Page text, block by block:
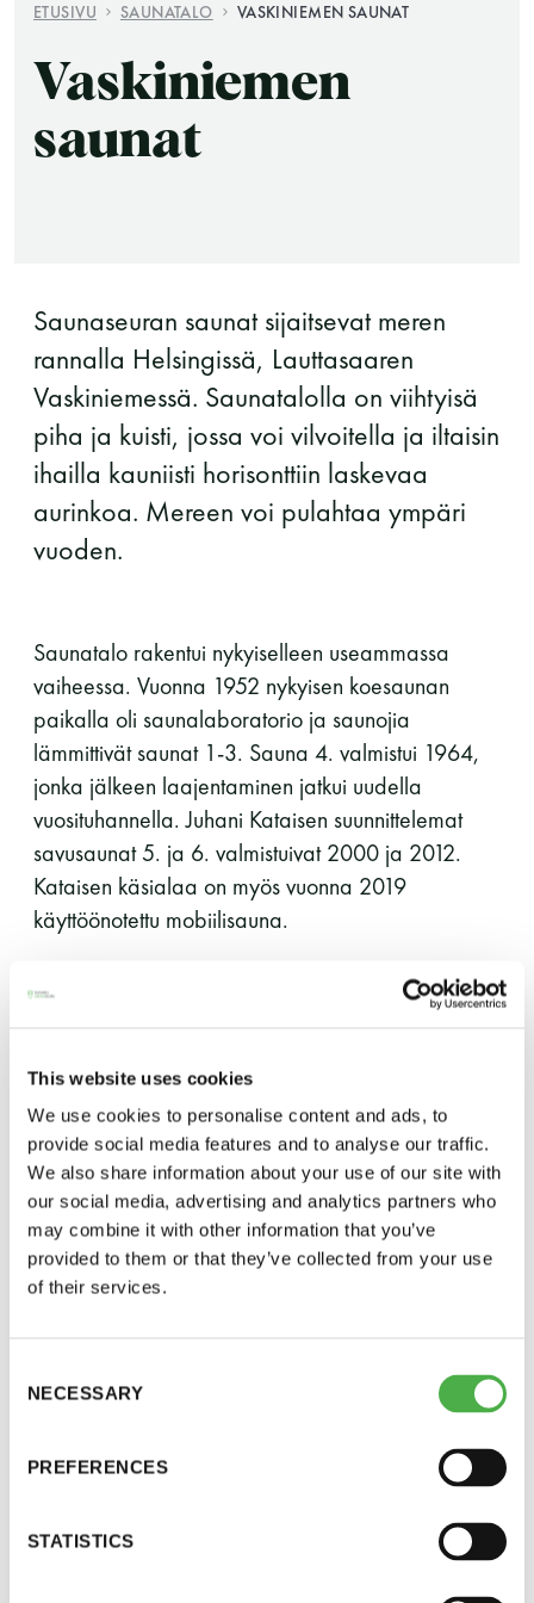
This website uses cookies
We use cookies to personalise content and ads, to
provide social media features and to analyse our traffic.
We also share information about your use of our site with
our social media, advertising and analytics partners who
may combine it with other information that you’ve
provided to them or that they’ve collected from your use
of their services.
Selection
NECESSARY
PREFERENCES
STATISTICS
myös helatorstaina
-Naisten päivät ovat maanantai ja
torstai
-Miesten päivät tiistai, keskiviikko,
jaettu lauantai
Hinnasto
Jäsen
6 €
11 saunomiskerran kortti
3kk kortti - M / N
275€ / 115€
Vuosikortti - M / N
695€ / 275€
Suomen Saunaseura ry
ETUSIVU SAUNATALO VASKINIEMEN SAUNAT
Vaskiniemen
saunat
Saunaseuran saunat sijaitsevat meren
rannalla Helsingissä, Lauttasaaren
Vaskiniemessä. Saunatalolla on viihtyisä
piha ja kuisti, jossa voi vilvoitella ja iltaisin
ihailla kauniisti horisonttiin laskevaa
aurinkoa. Mereen voi pulahtaa ympäri
vuoden.
Saunatalo rakentui nykyiselleen useammassa
vaiheessa. Vuonna 1952 nykyisen koesaunan
paikalla oli saunalaboratorio ja saunojia
lämmittivät saunat 1-3. Sauna 4. valmistui 1964,
jonka jälkeen laajentaminen jatkui uudella
vuosituhannella. Juhani Kataisen suunnittelemat
savusaunat 5. ja 6. valmistuivat 2000 ja 2012.
Kataisen käsialaa on myös vuonna 2019
käyttöönotettu mobiilisauna.
Saunatalossa on kuusi puulämmitteistä saunaa ja
yksi sähkölämmitteinen moderni kaupunkisauna.
nokilöylyjen jälkeen saunojat ovat tervetulleita
löylyihin. Viihtyisä takkahuone kutsuu saunojaa
tasamaan lämpöä löylyjen välillä. Kahvilasta voi
ostaa kotitekoista ruokaa ja virvokkeita.
Aino eli Ykkönenon mietolämpöinen
lekottelusauna, jossa mahtuu olemaan jopa
sauna.
on melko kuuma vihtasauna.
vihtoa.